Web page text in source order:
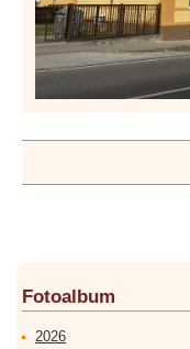
Fotoalbum
2026